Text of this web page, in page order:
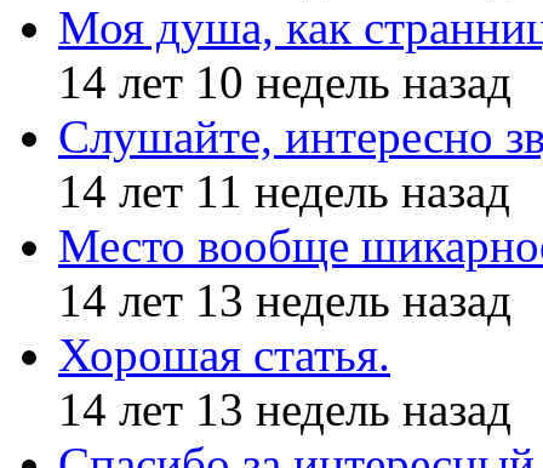
Моя душа, как
14 лет 10 недель назад
Слушайте, интересно
14 лет 11 недель назад
Место вообще
14 лет 13 недель назад
Хорошая статья.
14 лет 13 недель назад